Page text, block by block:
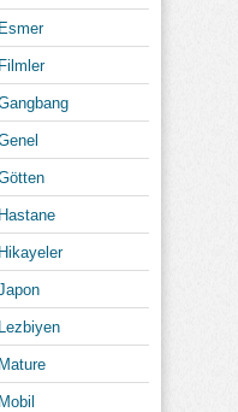
Esmer
Filmler
Hastane
Hikayeler
Lezbiyen
Mature
Mobil